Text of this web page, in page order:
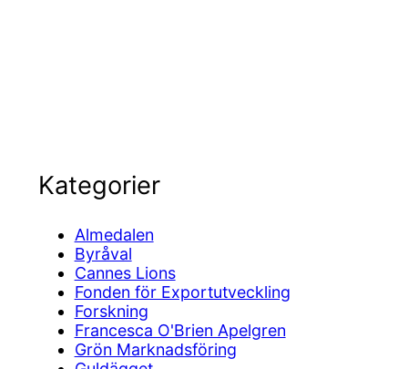
Kategorier
Almedalen
Byråval
Cannes Lions
Fonden för Exportutveckling
Forskning
Francesca O'Brien Apelgren
Grön Marknadsföring